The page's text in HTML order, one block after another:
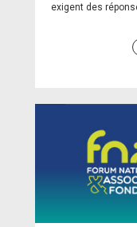
exigent des